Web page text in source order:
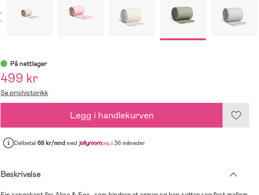
På nettlager
499 kr
Se prishistorikk
Legg i handlekurven
Delbetal68 kr/mnd med i 36 måneder
Beskrivelse